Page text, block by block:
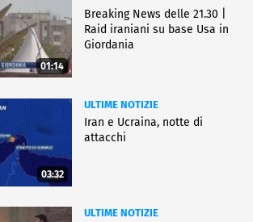
01:14
Breaking News delle 21.30 |
Raid iraniani su base Usa in
Giordania
03:32
ULTIME NOTIZIE
Iran e Ucraina, notte di
attacchi
ULTIME NOTIZIE